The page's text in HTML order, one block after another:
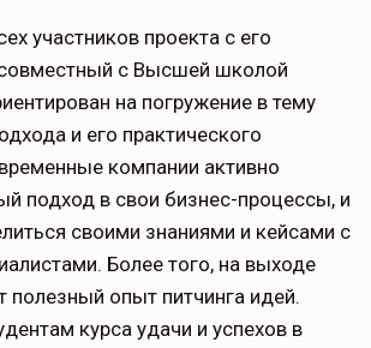
участников проекта с его
с Высшей школой
на погружение в тему
и его практического
компании активно
подход в свои бизнес-процессы, и
своими знаниями и кейсами с
Более того, на выходе
полезный опыт питчинга идей.
курса удачи и успехов в